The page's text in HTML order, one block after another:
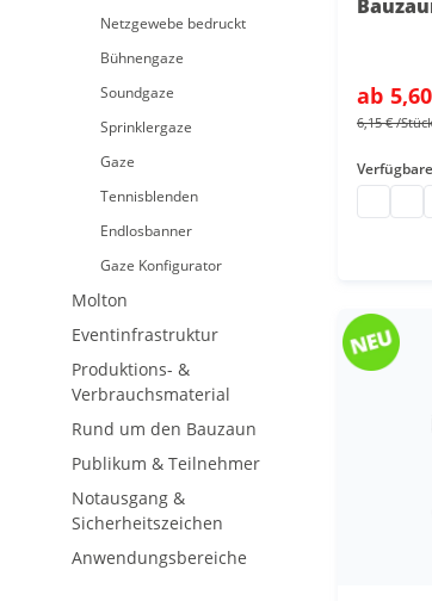
Netzgewebe bedruckt
Bühnengaze
Soundgaze
Sprinklergaze
Gaze
Tennisblenden
Endlosbanner
Gaze Konfigurator
Molton
Eventinfrastruktur
Produktions- &
Verbrauchsmaterial
Rund um den Bauzaun
Publikum & Teilnehmer
Notausgang &
Sicherheitszeichen
Anwendungsbereiche
ab
6,15 €/